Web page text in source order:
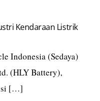
Kendaraan Listrik
Indonesia (Sedaya)
(HLY Battery),
[…]